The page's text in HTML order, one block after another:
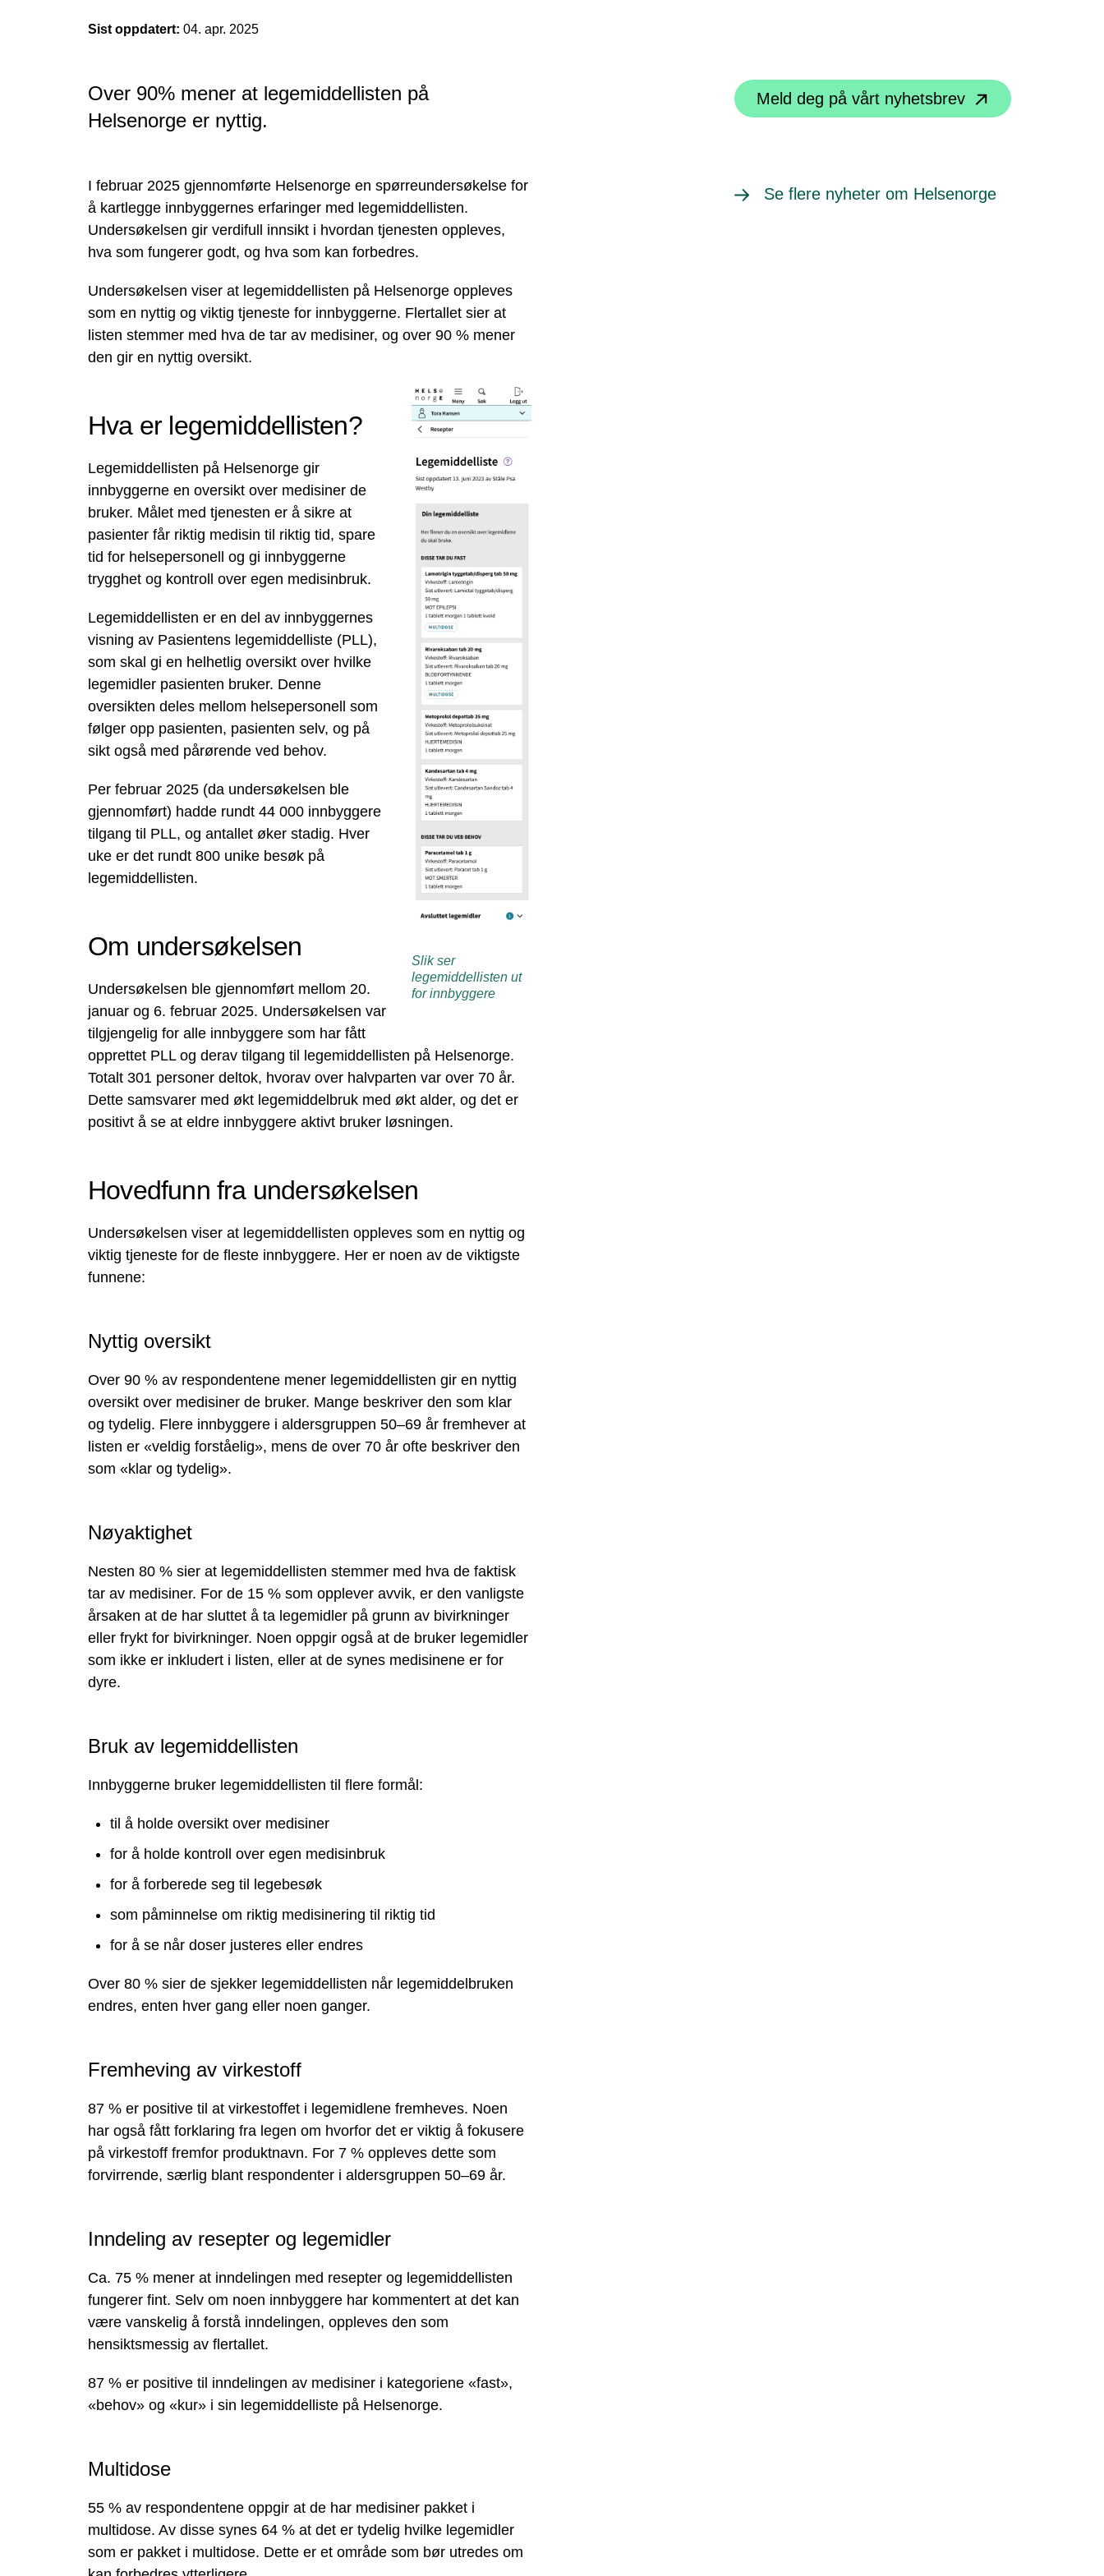
Sist oppdatert: 04. apr. 2025
Over 90% mener at legemiddellisten på
Helsenorge er nyttig.
I februar 2025 gjennomførte Helsenorge en spørreundersøkelse for
å kartlegge innbyggernes erfaringer med legemiddellisten.
Undersøkelsen gir verdifull innsikt i hvordan tjenesten oppleves,
hva som fungerer godt, og hva som kan forbedres.
Undersøkelsen viser at legemiddellisten på Helsenorge oppleves
som en nyttig og viktig tjeneste for innbyggerne. Flertallet sier at
listen stemmer med hva de tar av medisiner, og over 90 % mener
den gir en nyttig oversikt.
Slik ser
legemiddellisten ut
for innbyggere
Hva er legemiddellisten?
Legemiddellisten på Helsenorge gir
innbyggerne en oversikt over medisiner de
bruker. Målet med tjenesten er å sikre at
pasienter får riktig medisin til riktig tid, spare
tid for helsepersonell og gi innbyggerne
trygghet og kontroll over egen medisinbruk.
Legemiddellisten er en del av innbyggernes
visning av Pasientens legemiddelliste (PLL),
som skal gi en helhetlig oversikt over hvilke
legemidler pasienten bruker. Denne
oversikten deles mellom helsepersonell som
følger opp pasienten, pasienten selv, og på
sikt også med pårørende ved behov.
Per februar 2025 (da undersøkelsen ble
gjennomført) hadde rundt 44 000 innbyggere
tilgang til PLL, og antallet øker stadig. Hver
uke er det rundt 800 unike besøk på
legemiddellisten.
Om undersøkelsen
Undersøkelsen ble gjennomført mellom 20.
januar og 6. februar 2025. Undersøkelsen var
tilgjengelig for alle innbyggere som har fått
opprettet PLL og derav tilgang til legemiddellisten på Helsenorge.
Totalt 301 personer deltok, hvorav over halvparten var over 70 år.
Dette samsvarer med økt legemiddelbruk med økt alder, og det er
positivt å se at eldre innbyggere aktivt bruker løsningen.
Hovedfunn fra undersøkelsen
Undersøkelsen viser at legemiddellisten oppleves som en nyttig og
viktig tjeneste for de fleste innbyggere. Her er noen av de viktigste
funnene:
Nyttig oversikt
Over 90 % av respondentene mener legemiddellisten gir en nyttig
oversikt over medisiner de bruker. Mange beskriver den som klar
og tydelig. Flere innbyggere i aldersgruppen 50–69 år fremhever at
listen er «veldig forståelig», mens de over 70 år ofte beskriver den
som «klar og tydelig».
Nøyaktighet
Nesten 80 % sier at legemiddellisten stemmer med hva de faktisk
tar av medisiner. For de 15 % som opplever avvik, er den vanligste
årsaken at de har sluttet å ta legemidler på grunn av bivirkninger
eller frykt for bivirkninger. Noen oppgir også at de bruker legemidler
som ikke er inkludert i listen, eller at de synes medisinene er for
dyre.
Bruk av legemiddellisten
Innbyggerne bruker legemiddellisten til flere formål:
til å holde oversikt over medisiner
for å holde kontroll over egen medisinbruk
for å forberede seg til legebesøk
som påminnelse om riktig medisinering til riktig tid
for å se når doser justeres eller endres
Over 80 % sier de sjekker legemiddellisten når legemiddelbruken
endres, enten hver gang eller noen ganger.
Fremheving av virkestoff
87 % er positive til at virkestoffet i legemidlene fremheves. Noen
har også fått forklaring fra legen om hvorfor det er viktig å fokusere
på virkestoff fremfor produktnavn. For 7 % oppleves dette som
forvirrende, særlig blant respondenter i aldersgruppen 50–69 år.
Inndeling av resepter og legemidler
Ca. 75 % mener at inndelingen med resepter og legemiddellisten
fungerer fint. Selv om noen innbyggere har kommentert at det kan
være vanskelig å forstå inndelingen, oppleves den som
hensiktsmessig av flertallet.
87 % er positive til inndelingen av medisiner i kategoriene «fast»,
«behov» og «kur» i sin legemiddelliste på Helsenorge.
Multidose
55 % av respondentene oppgir at de har medisiner pakket i
multidose. Av disse synes 64 % at det er tydelig hvilke legemidler
som er pakket i multidose. Dette er et område som bør utredes om
Meld deg på vårt nyhetsbrev
Se flere nyheter om Helsenorge